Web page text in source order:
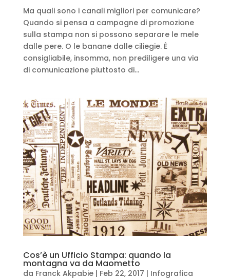
Ma quali sono i canali migliori per comunicare?
Quando si pensa a campagne di promozione
sulla stampa non si possono separare le mele
dalle pere. O le banane dalle ciliegie. È
consigliabile, insomma, non prediligere una via
di comunicazione piuttosto di...
Cos’è un Ufficio Stampa: quando la
montagna va da Maometto
da Franck Akpabie| Feb 22, 2017 | Infografica